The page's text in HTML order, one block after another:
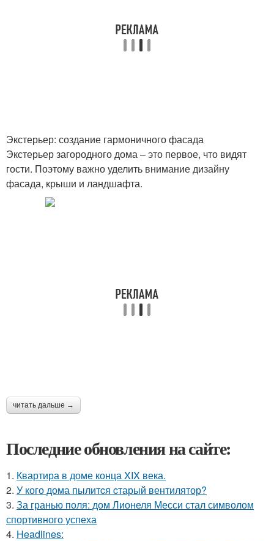
Экстерьер: создание гармоничного фасада
Экстерьер загородного дома – это первое, что видят
гости. Поэтому важно уделить внимание дизайну
фасада, крыши и ландшафта.
читать дальше →
Последние обновления на сайте:
1. Квартира в доме конца XIX века.
2. У кого дома пылитcя cтарый вентилятор?
3. За гранью поля: дом Лионеля Месси стал символом
спортивного успеха
4. Headlines: